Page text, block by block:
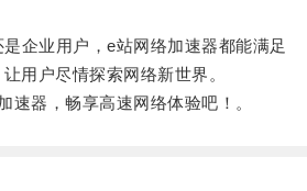
业用户，e站网络加速器都能满足
用户尽情探索网络新世界。
器，畅享高速网络体验吧！。